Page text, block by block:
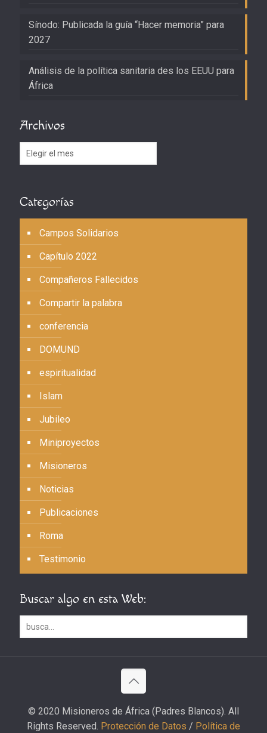
Sínodo: Publicada la guía “Hacer memoria” para
2027
Análisis de la política sanitaria des los EEUU para
África
Archivos
Archivos
Categorías
Campos Solidarios
Capítulo 2022
Compañeros Fallecidos
Compartir la palabra
conferencia
DOMUND
espiritualidad
Islam
Jubileo
Miniproyectos
Misioneros
Noticias
Publicaciones
Roma
Testimonio
Buscar algo en esta Web:
© 2020 Misioneros de África (Padres Blancos). All
Rights Reserved. Protección de Datos / Política de